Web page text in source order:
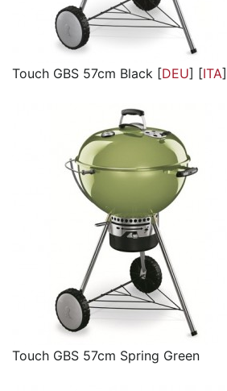
Touch GBS 57cm Black [DEU] [ITA]
Touch GBS 57cm Spring Green